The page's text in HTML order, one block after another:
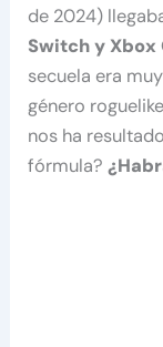
de 2024)
Switch y
secuela era
género
nos ha
fórmula?